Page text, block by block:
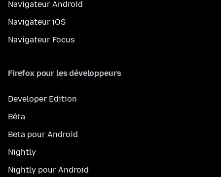
Navigateur Android
Navigateur iOS
Navigateur Focus
Firefox pour les développeurs
Developer Edition
Bêta
Beta pour Android
Nightly
Nightly pour Android